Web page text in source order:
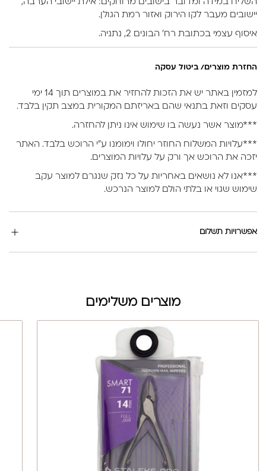
השליח במידה ומדובר בישובים מרוחקים: אילת יישובי הערבה,
יישובים מעבר לקו הירוק ואזור רמת הגולן.
איסוף עצמי בכתובת רח’ הבונים 2, נתניה.
החזרת מוצרים/ ביטול עסקה
למזמין באתר יש את הזכות להחזיר את במוצרים תוך 14 ימי
עסקים וזאת בתנאי שהם באריזתם המקורית במצב תקין בלבד.
***מוצר אשר נעשה בו שימוש אינו ניתן להחזרה.
***עלויות המשלוח החוזר יחולו וימומנו ע”י הרוכש בלבד. האתר
יזכה את הרוכש אך ורק על עלויות המוצרים.
***אנו לא נושאים באחריות על כל נזק שנגרם למוצר עקב
שימוש שגוי או בלתי הולם למוצר הנרכש.
אפשרויות תשלום
מוצרים משלימים